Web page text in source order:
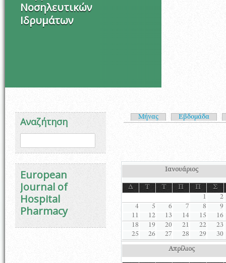
Νοσηλευτικών
Ιδρυμάτων
Αναζήτηση
Φόρμα αναζήτησης
European
Journal of
Hospital
Pharmacy
Πρωτεύουσες
Μήνας Εβδομάδα
Ιανουάριος
Δ Τ Τ Π Π
Σ
1
2
4
5 6 7 8
9
11
12 13 14 15
16
18
19 20 21 22
23
25
26 27 28 29 30
Απρίλιος